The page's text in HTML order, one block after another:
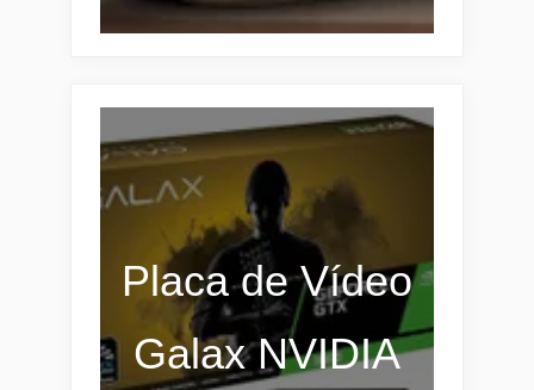
Placa de Vídeo
Galax NVIDIA